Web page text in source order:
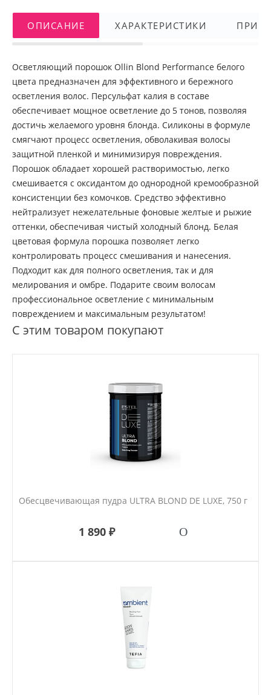
ОПИСАНИЕ ХАРАКТЕРИСТИКИ
Осветляющий порошок Ollin Blond Performance белого
цвета предназначен для эффективного и бережного
осветления волос. Персульфат калия в составе
обеспечивает мощное осветление до 5 тонов, позволяя
достичь желаемого уровня блонда. Силиконы в формуле
смягчают процесс осветления, обволакивая волосы
защитной пленкой и минимизируя повреждения.
Порошок обладает хорошей растворимостью, легко
смешивается с оксидантом до однородной кремообразной
консистенции без комочков. Средство эффективно
нейтрализует нежелательные фоновые желтые и рыжие
оттенки, обеспечивая чистый холодный блонд. Белая
цветовая формула порошка позволяет легко
контролировать процесс смешивания и нанесения.
Подходит как для полного осветления, так и для
мелирования и омбре. Подарите своим волосам
профессиональное осветление с минимальным
повреждением и максимальным результатом!
С этим товаром покупают
Обесцвечивающая пудра ULTRA BLOND DE LUXE, 750 г
1 890 ₽